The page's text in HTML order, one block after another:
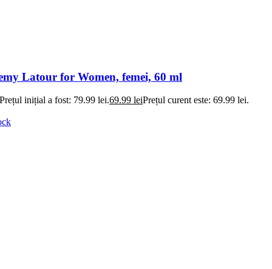
Latour for Women, femei, 60 ml
Prețul inițial a fost: 79.99 lei.69.99 leiPrețul curent este: 69.99 lei.